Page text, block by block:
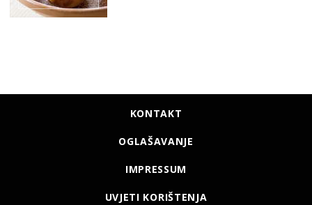
KONTAKT
OGLAŠAVANJE
IMPRESSUM
UVJETI KORIŠTENJA